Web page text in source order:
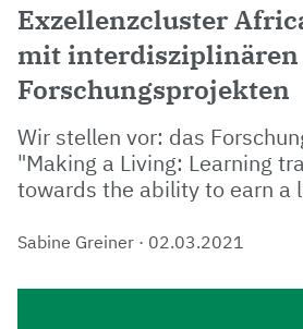
Exzellenzcluster
mit interdisziplinären
Forschungsprojekten
Wir stellen vor: das
"Making a Living: Learning
towards the ability to earn a
Sabine Greiner · 02.03.2021